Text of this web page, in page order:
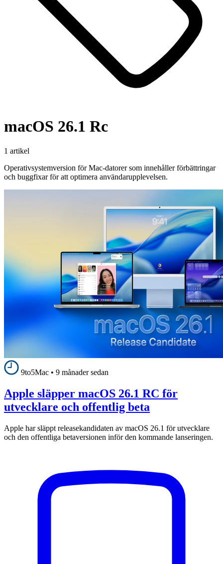
macOS 26.1 Rc
1 artikel
Operativsystemversion för Mac-datorer som innehåller förbättringar
och buggfixar för att optimera användarupplevelsen.
9to5Mac • 9 månader sedan
Apple släpper macOS 26.1 RC för
utvecklare och offentlig beta
Apple har släppt releasekandidaten av macOS 26.1 för utvecklare
och den offentliga betaversionen inför den kommande lanseringen.